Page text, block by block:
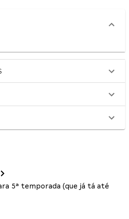
5ª temporada (que já tá até